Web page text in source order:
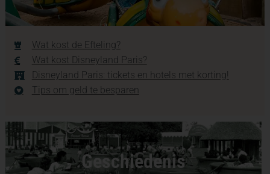
Wat kost de Efteling?
Wat kost Disneyland Paris?
Disneyland Paris: tickets en hotels met korting!
Tips om geld te besparen
Geschiedenis